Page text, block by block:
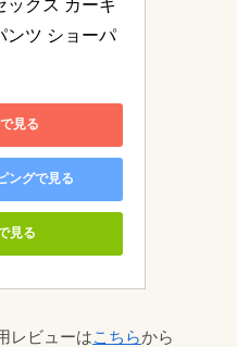
ックス カーキ
ンツ ショーパ
見る
ングで見る
見る
レビューはこちらから